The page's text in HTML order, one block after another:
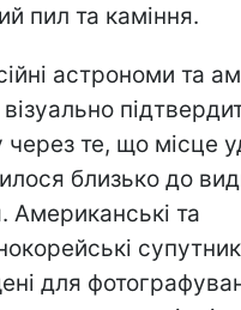
пил та каміння.
астрономи та
через те, що місце
близько до
Американські та
для